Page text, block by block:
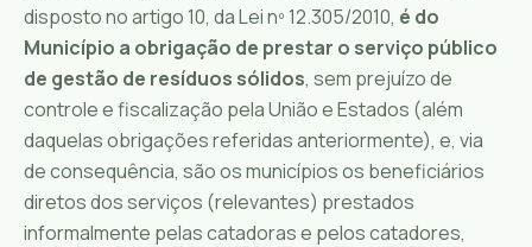
disposto no artigo 10, da Lei nº 12.305/2010, é do
Município a obrigação de prestar o serviço público
de gestão de resíduos sólidos, sem prejuízo de
controle e fiscalização pela União e Estados (além
daquelas obrigações referidas anteriormente), e, via
de consequência, são os municípios os beneficiários
diretos dos serviços (relevantes) prestados
informalmente pelas catadoras e pelos catadores,